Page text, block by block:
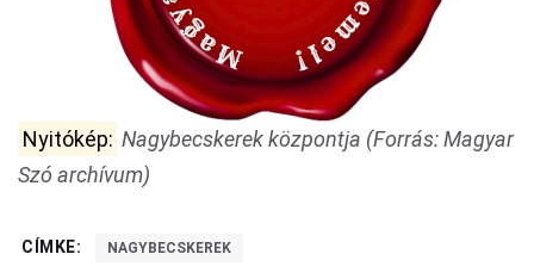
Nyitókép: Nagybecskerek központja (Forrás: Magyar
Szó archívum)
CÍMKE: NAGYBECSKEREK